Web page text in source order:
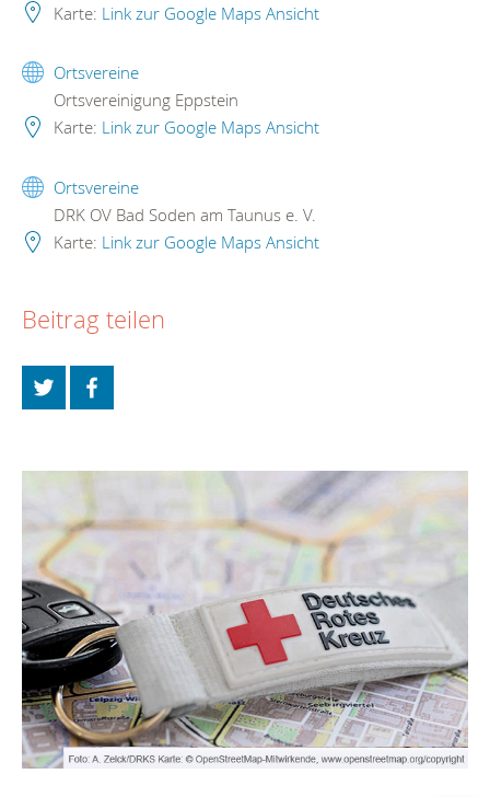
Karte: Link zur Google Maps Ansicht
Ortsvereine
Ortsvereinigung Eppstein
Karte: Link zur Google Maps Ansicht
Ortsvereine
DRK OV Bad Soden am Taunus e. V.
Karte: Link zur Google Maps Ansicht
Beitrag teilen